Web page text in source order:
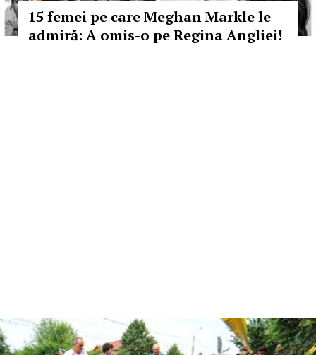
15 femei pe care Meghan Markle le
admiră: A omis-o pe Regina Angliei!